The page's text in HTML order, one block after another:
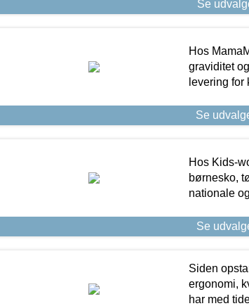
Se
Hos
graviditet
levering for
Se
Hos Kids-
børnesko,
nationale
Se
Siden
ergonomi,
har med